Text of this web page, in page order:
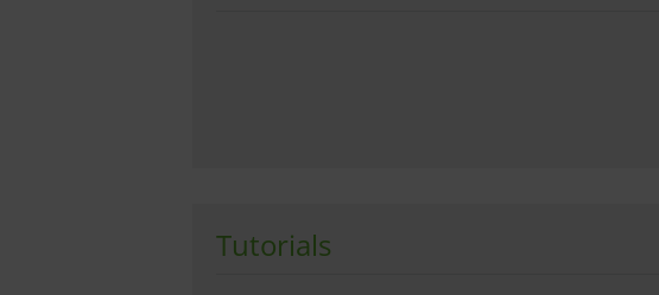
Tutorials